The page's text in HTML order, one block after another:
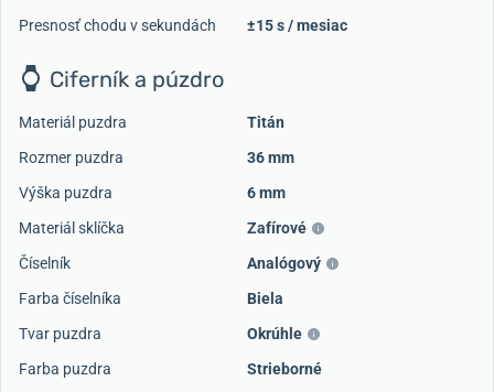
Presnosť chodu v sekundách
±15 s / mesiac
Ciferník a púzdro
Materiál puzdra
Titán
Rozmer puzdra
36 mm
Výška puzdra
6 mm
Materiál sklíčka
Zafírové
Číselník
Analógový
Farba číselníka
Biela
Tvar puzdra
Okrúhle
Farba puzdra
Strieborné